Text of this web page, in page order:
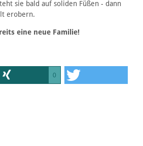
sie bald auf soliden Füßen - dann
erobern.
eine neue Familie!
0